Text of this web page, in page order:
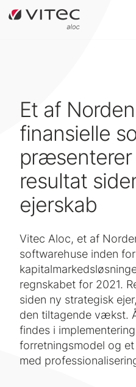
Et af
finansielle
resultat
ejerskab
Vitec Aloc, et af
softwarehuse inden for
regnskabet for 2021.
siden ny strategisk
den tiltagende vækst.
findes i
forretningsmodel og
med